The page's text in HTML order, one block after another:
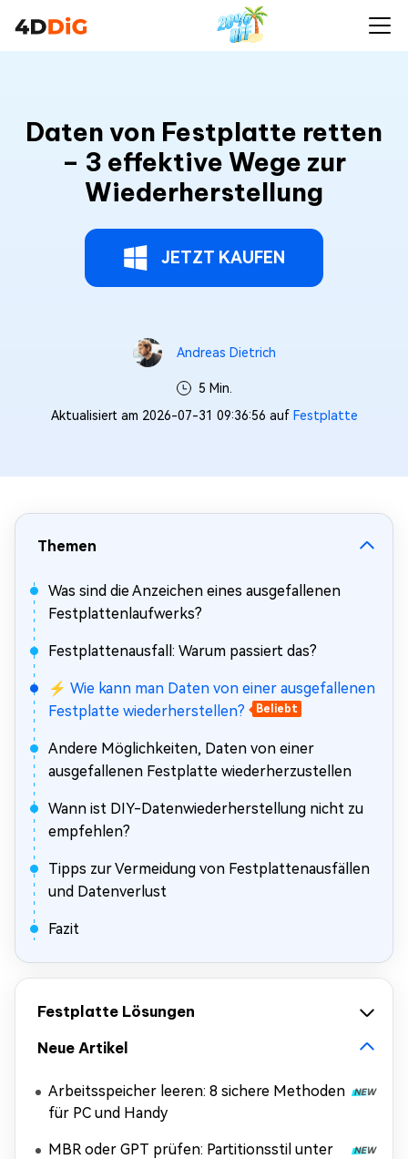
Daten von Festplatte retten
– 3 effektive Wege zur
Wiederherstellung
JETZT KAUFEN
Andreas Dietrich
5 Min.
Aktualisiert am 2026-07-31 09:36:56 auf Festplatte
Themen
Was sind die Anzeichen eines ausgefallenen
Festplattenlaufwerks?
Festplattenausfall: Warum passiert das?
⚡ Wie kann man Daten von einer ausgefallenen
Festplatte wiederherstellen?
Beliebt
Andere Möglichkeiten, Daten von einer
ausgefallenen Festplatte wiederherzustellen
Wann ist DIY-Datenwiederherstellung nicht zu
empfehlen?
Tipps zur Vermeidung von Festplattenausfällen
und Datenverlust
Fazit
Festplatte Lösungen
Neue Artikel
Arbeitsspeicher leeren: 8 sichere Methoden
für PC und Handy
MBR oder GPT prüfen: Partitionsstil unter